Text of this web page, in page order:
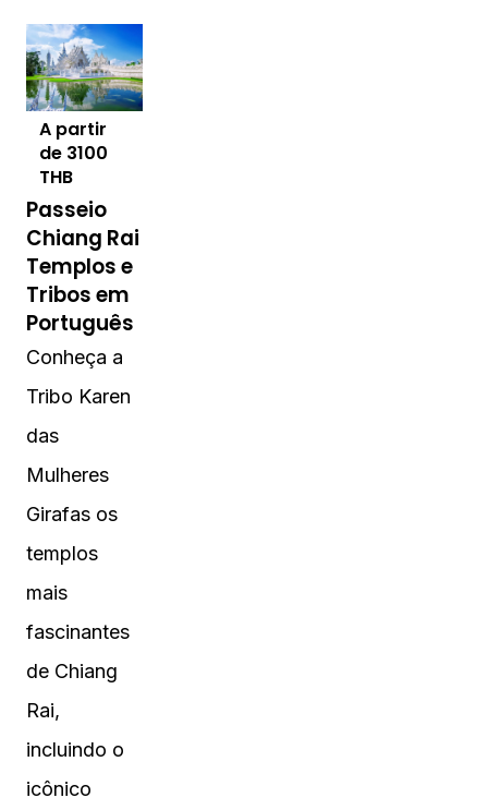
A partir
de 3100
THB
Passeio
Chiang Rai
Templos e
Tribos em
Português
Conheça a
Tribo Karen
das
Mulheres
Girafas os
templos
mais
fascinantes
de Chiang
Rai,
incluindo o
icônico